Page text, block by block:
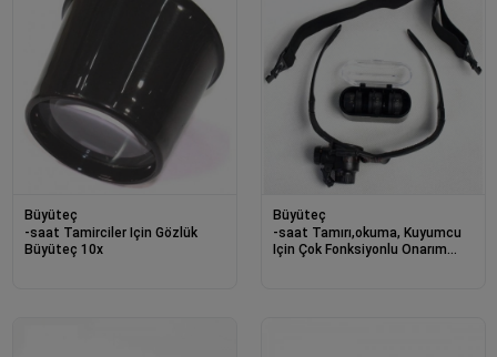
Büyüteç
-saat Tamirciler Için Gözlük
Büyüteç 10x
Büyüteç
-saat Tamırı,okuma, Kuyumcu
Için Çok Fonksiyonlu Onarım